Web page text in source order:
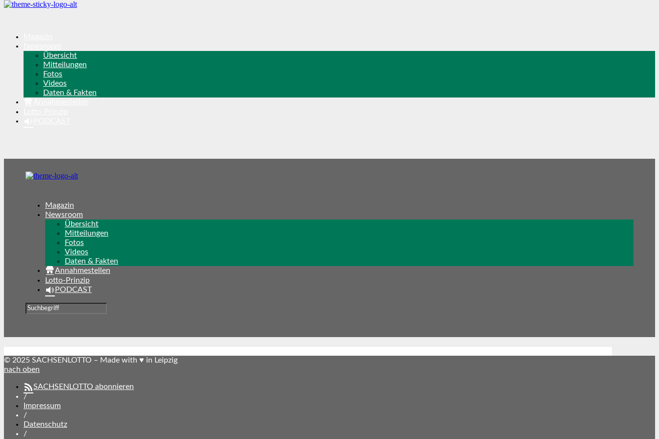
Übersicht
Mitteilungen
Fotos
Videos
Daten & Fakten
Magazin
Newsroom
Übersicht
Mitteilungen
Fotos
Videos
Daten & Fakten
Annahmestellen
Lotto-Prinzip
PODCAST
© 2025 SACHSENLOTTO – Made with ♥ in Leipzig
nach oben
SACHSENLOTTO abonnieren
/
Impressum
/
Datenschutz
/